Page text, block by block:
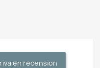
en recension